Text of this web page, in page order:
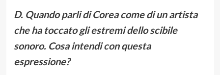
D. Quando parli di Corea come di un artista
che ha toccato gli estremi dello scibile
sonoro. Cosa intendi con questa
espressione?